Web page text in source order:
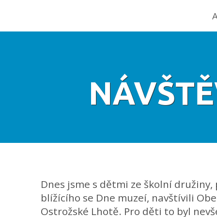
Dnes jsme s dětmi ze školní
blížícího se Dne muzeí, navštívili
Ostrožské Lhotě. Pro děti to byl